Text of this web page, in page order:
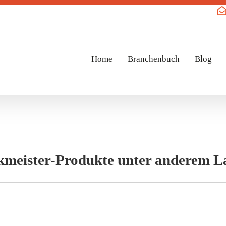
Home Branchenbuch Blog
Produkte unter anderem